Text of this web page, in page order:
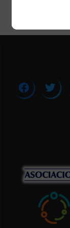
facebook twitter